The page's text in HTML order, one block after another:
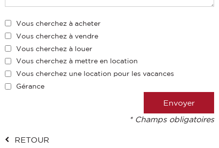
Vous cherchez à acheter
Vous cherchez à vendre
Vous cherchez à louer
Vous cherchez à mettre en location
Vous cherchez une location pour les vacances
Gérance
* Champs obligatoires
RETOUR